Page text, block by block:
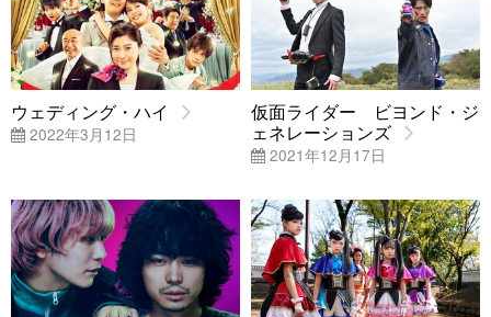
ウェディング・ハイ
2022年3月12日
仮面ライダー ビヨンド・ジ
ェネレーションズ
2021年12月17日